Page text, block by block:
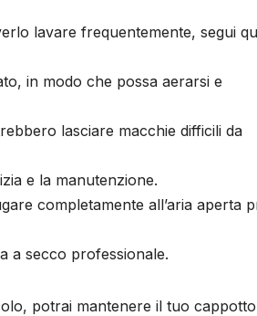
lavare frequentemente, segui
in modo che possa aerarsi e
lasciare macchie difficili da
e la manutenzione.
completamente all’aria aperta
a secco professionale.
potrai mantenere il tuo cappotto